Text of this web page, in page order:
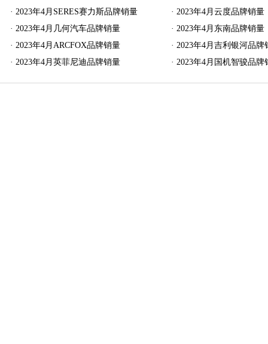
· 2023年4月SERES赛力斯品牌销量 ·2023年4月云度品牌销量
· 2023年4月几何汽车品牌销量 ·2023年4月东南品牌销量
· 2023年4月ARCFOX品牌销量 ·2023年4月吉利银河品牌
· 2023年4月英菲尼迪品牌销量 ·2023年4月国机智骏品牌